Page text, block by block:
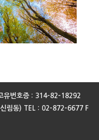
유번호증 : 314-82-18292
림동) TEL : 02-872-6677 F